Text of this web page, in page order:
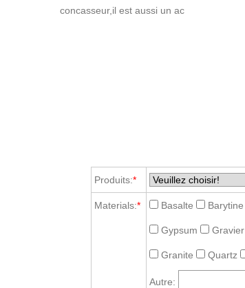
concasseur,il est aussi un ac
Produits:*
Materials:* Basalte Barytine
Gypsum Gravier
Granite Quartz
Autre: